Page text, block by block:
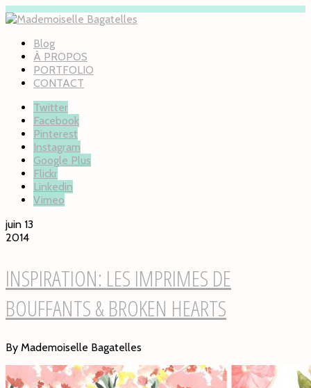
Blog
À PROPOS
PORTFOLIO
CONTACT
Twitter
Facebook
Pinterest
Instagram
Google Plus
Flickr
Linkedin
Vimeo
juin 13
2014
INSPIRATION: LES IMPRIMES DE
BOUFFANTS & BROKEN HEARTS
By Mademoiselle Bagatelles